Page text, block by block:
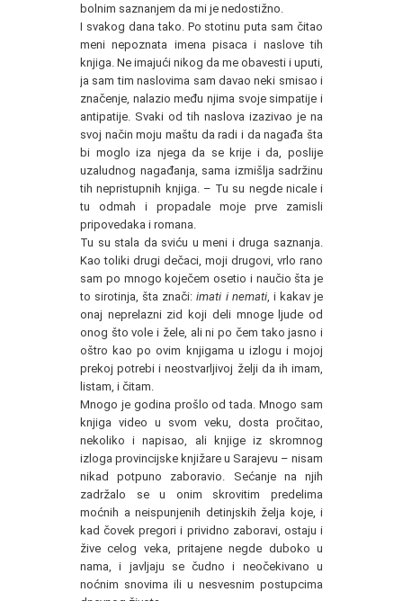
bolnim saznanjem da mi je nedostižno.
I svakog dana tako. Po stotinu puta sam čitao
meni nepoznata imena pisaca i naslove tih
knjiga. Ne imajući nikog da me obavesti i uputi,
ja sam tim naslovima sam davao neki smisao i
značenje, nalazio među njima svoje simpatije i
antipatije. Svaki od tih naslova izazivao je na
svoj način moju maštu da radi i da nagađa šta
bi moglo iza njega da se krije i da, poslije
uzaludnog nagađanja, sama izmišlja sadržinu
tih nepristupnih knjiga. – Tu su negde nicale i
tu odmah i propadale moje prve zamisli
pripovedaka i romana.
Tu su stala da sviću u meni i druga saznanja.
Kao toliki drugi dečaci, moji drugovi, vrlo rano
sam po mnogo koječem osetio i naučio šta je
to sirotinja, šta znači:imati i nemati, i kakav je
onaj neprelazni zid koji deli mnoge ljude od
onog što vole i žele, ali ni po čem tako jasno i
oštro kao po ovim knjigama u izlogu i mojoj
prekoj potrebi i neostvarljivoj želji da ih imam,
listam, i čitam.
Mnogo je godina prošlo od tada. Mnogo sam
knjiga video u svom veku, dosta pročitao,
nekoliko i napisao, ali knjige iz skromnog
izloga provincijske knjižare u Sarajevu – nisam
nikad potpuno zaboravio. Sećanje na njih
zadržalo se u onim skrovitim predelima
moćnih a neispunjenih detinjskih želja koje, i
kad čovek pregori i prividno zaboravi, ostaju i
žive celog veka, pritajene negde duboko u
nama, i javljaju se čudno i neočekivano u
noćnim snovima ili u nesvesnim postupcima